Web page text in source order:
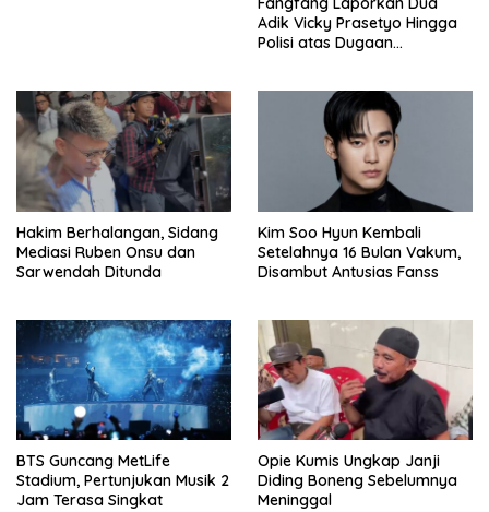
Adik Vicky Prasetyo Hingga
Polisi atas Dugaan
Hakim Berhalangan, Sidang
Mediasi Ruben Onsu dan
Sarwendah Ditunda
Kim Soo Hyun Kembali
Setelahnya 16 Bulan Vakum,
Disambut Antusias Fanss
BTS Guncang MetLife
Stadium, Pertunjukan Musik 2
Jam Terasa Singkat
Opie Kumis Ungkap Janji
Diding Boneng Sebelumnya
Meninggal